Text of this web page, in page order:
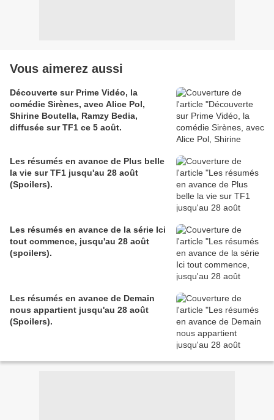
Vous aimerez aussi
Découverte sur Prime Vidéo, la
comédie Sirènes, avec Alice Pol,
Shirine Boutella, Ramzy Bedia,
diffusée sur TF1 ce 5 août.
Les résumés en avance de Plus belle
la vie sur TF1 jusqu'au 28 août
(Spoilers).
Les résumés en avance de la série Ici
tout commence, jusqu'au 28 août
(spoilers).
Les résumés en avance de Demain
nous appartient jusqu'au 28 août
(Spoilers).